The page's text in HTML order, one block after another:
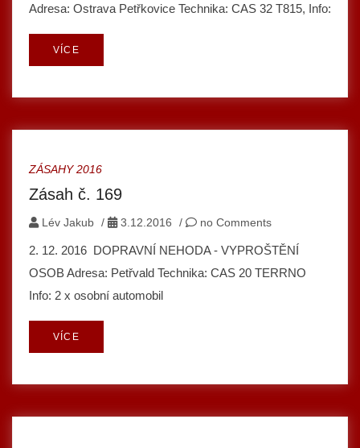
Adresa: Ostrava Petřkovice Technika: CAS 32 T815, Info:
VÍCE
ZÁSAHY 2016
Zásah č. 169
Lév Jakub / 3.12.2016 / no Comments
2. 12. 2016 DOPRAVNÍ NEHODA - VYPROŠTĚNÍ
OSOB Adresa: Petřvald Technika: CAS 20 TERRNO
Info: 2 x osobní automobil
VÍCE